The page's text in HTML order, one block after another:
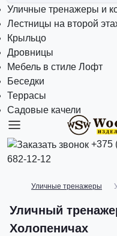
Уличные тренажеры и
Лестницы на второй
Крыльцо
Дровницы
Мебель в стиле Лофт
Беседки
Террасы
Садовые качели
+375
682-12-12
Уличные тренажеры
Уличный
Холопеничах